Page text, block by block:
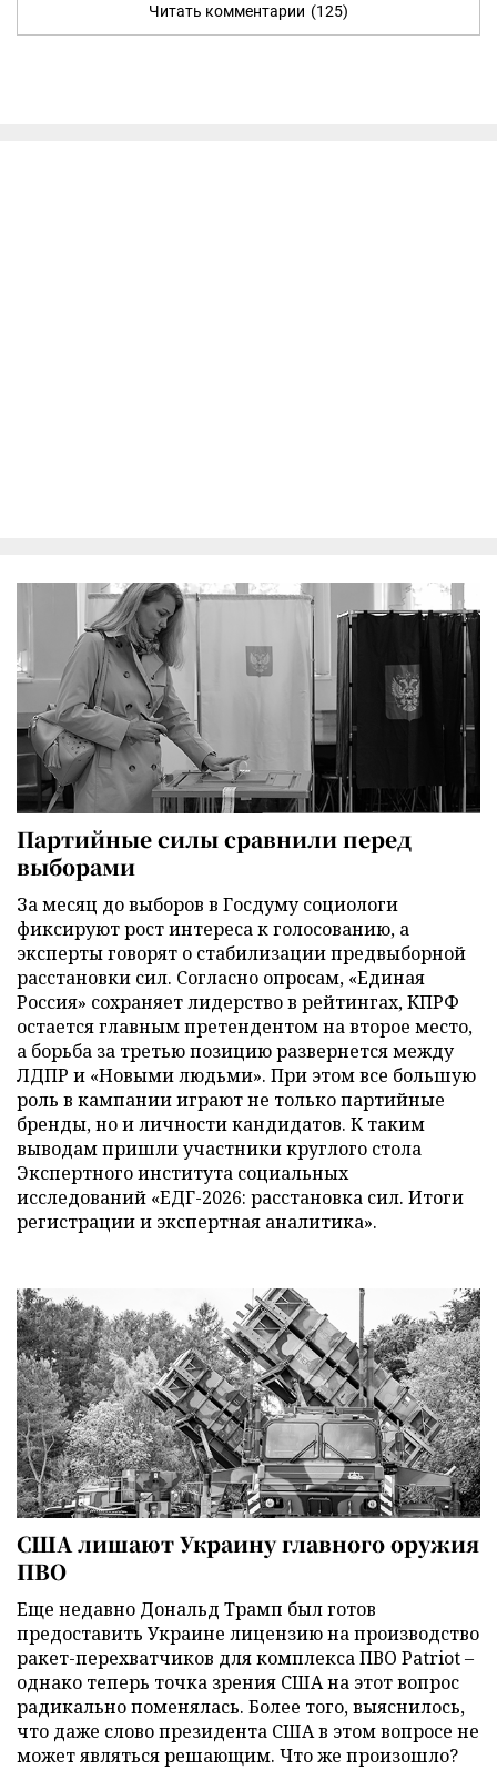
Читать комментарии (125)
Партийные силы сравнили перед
выборами
За месяц до выборов в Госдуму социологи
фиксируют рост интереса к голосованию, а
эксперты говорят о стабилизации предвыборной
расстановки сил. Согласно опросам, «Единая
Россия» сохраняет лидерство в рейтингах, КПРФ
остается главным претендентом на второе место,
а борьба за третью позицию развернется между
ЛДПР и «Новыми людьми». При этом все большую
роль в кампании играют не только партийные
бренды, но и личности кандидатов. К таким
выводам пришли участники круглого стола
Экспертного института социальных
исследований «ЕДГ-2026: расстановка сил. Итоги
регистрации и экспертная аналитика».
США лишают Украину главного оружия
ПВО
Еще недавно Дональд Трамп был готов
предоставить Украине лицензию на производство
ракет-перехватчиков для комплекса ПВО Patriot –
однако теперь точка зрения США на этот вопрос
радикально поменялась. Более того, выяснилось,
что даже слово президента США в этом вопросе не
может являться решающим. Что же произошло?